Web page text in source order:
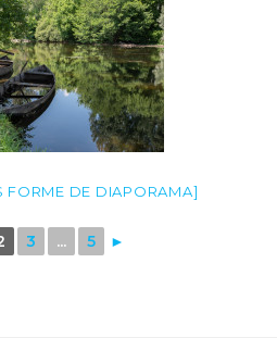
FORME DE DIAPORAMA]
3 ... 5 ►